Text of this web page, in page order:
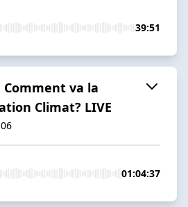
39:51
Comment va la
Climat? LIVE
01:04:37